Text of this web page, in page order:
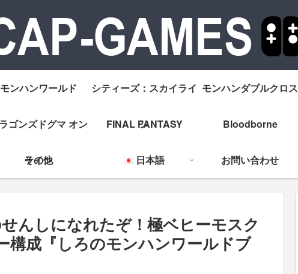
モンハンワールド シティーズ：スカイライ
ン
モンハンダブルクロス
ゴンズドグマ オン
ライン
FINAL FANTASY Bloodborne
その他 日本語 お問い合わせ
んしになれたぞ！極ベヒーモスク
構成『しろのモンハンワールドブ